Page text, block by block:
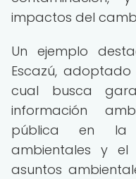
impactos del
Un ejemplo
Escazú, adoptado
cual busca
información
pública en la
ambientales y
asuntos